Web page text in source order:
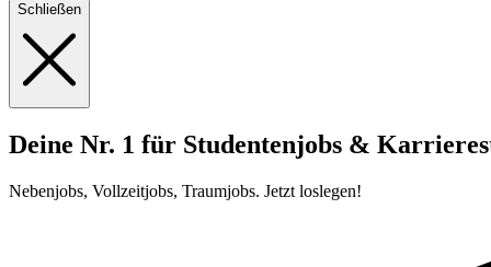
Schließen
Deine Nr. 1 für Studentenjobs &
Nebenjobs, Vollzeitjobs, Traumjobs. Jetzt loslegen!